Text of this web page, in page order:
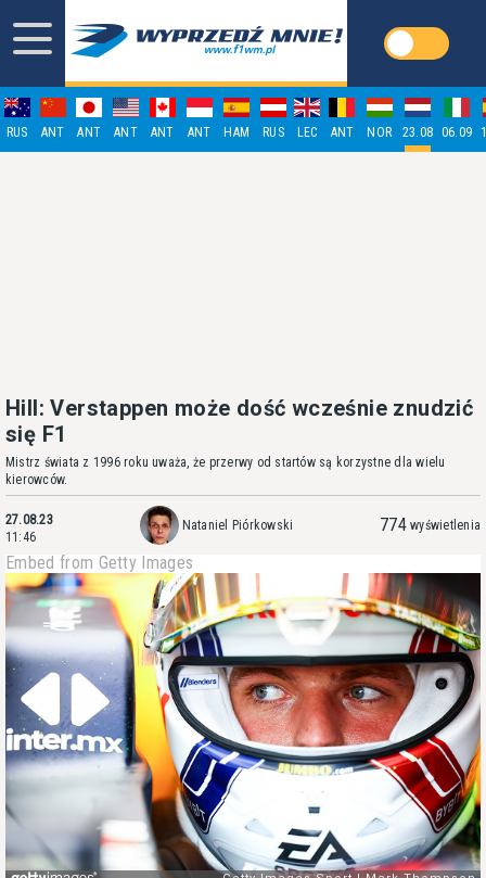
RUS ANT ANT ANT ANT ANT HAM RUS LEC ANT NOR 23.08 06.09
Hill: Verstappen może dość wcześnie znudzić
się F1
Mistrz świata z 1996 roku uważa, że przerwy od startów są korzystne dla wielu
kierowców.
27.08.23
11:46
Nataniel Piórkowski 774 wyświetlenia
Embed from Getty Images